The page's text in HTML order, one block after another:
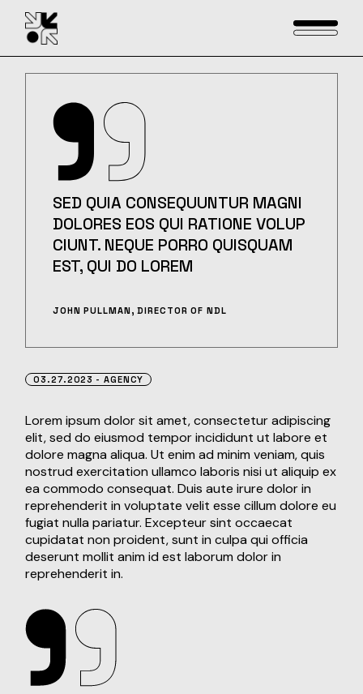
SED QUIA CONSEQUUNTUR MAGNI
DOLORES EOS QUI RATIONE VOLUP
CIUNT. NEQUE PORRO QUISQUAM
EST, QUI DO LOREM
JOHN PULLMAN, DIRECTOR OF NDL
03.27.2023 AGENCY
Lorem ipsum dolor sit amet, consectetur adipiscing
elit, sed do eiusmod tempor incididunt ut labore et
dolore magna aliqua. Ut enim ad minim veniam, quis
nostrud exercitation ullamco laboris nisi ut aliquip ex
ea commodo consequat. Duis aute irure dolor in
reprehenderit in voluptate velit esse cillum dolore eu
fugiat nulla pariatur. Excepteur sint occaecat
cupidatat non proident, sunt in culpa qui officia
deserunt mollit anim id est laborum dolor in
reprehenderit in.